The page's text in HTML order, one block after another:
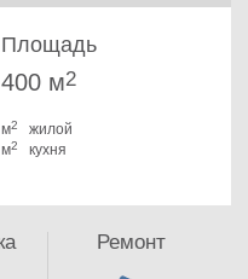
Площадь
400 м2
м2
жилой
м2 кухня
Ремонт